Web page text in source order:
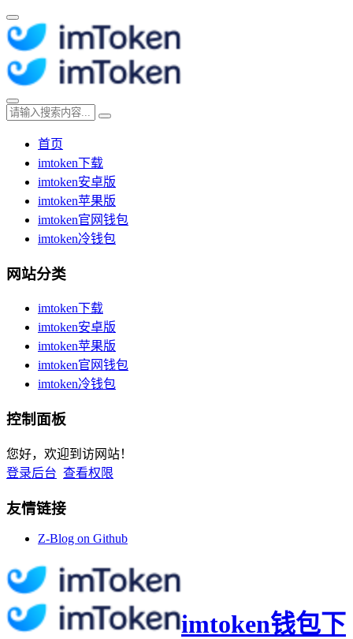
首页
imtoken下载
imtoken安卓版
imtoken苹果版
imtoken官网钱包
imtoken冷钱包
网站分类
imtoken下载
imtoken安卓版
imtoken苹果版
imtoken官网钱包
imtoken冷钱包
控制面板
您好，欢迎到访网站！
登录后台 查看权限
友情链接
Z-Blog on Github
imtoken钱包下